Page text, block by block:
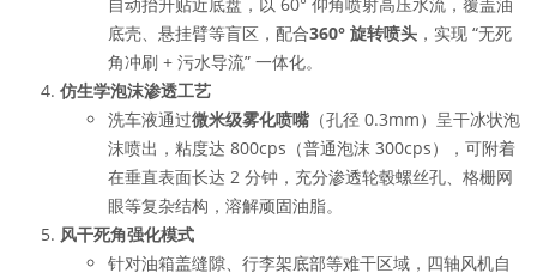
底壳、悬挂臂等盲区，配合360° 旋转喷头 ，实现 “无死
角冲刷 + 污水导流” 一体化。
仿生学泡沫渗透工艺
洗车液通过微米级雾化喷嘴（孔径 0.3mm）呈干冰状泡
沫喷出，粘度达 800cps（普通泡沫 300cps），可附着
在垂直表面长达 2 分钟，充分渗透轮毂螺丝孔、格栅网
眼等复杂结构，溶解顽固油脂。
风干死角强化模式
针对油箱盖缝隙、行李架底部等难干区域，四轴风机自